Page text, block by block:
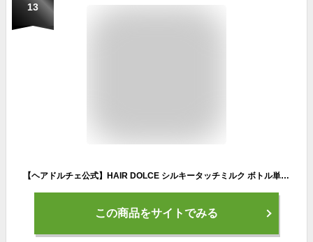
13
【ヘアドルチェ公式】HAIR DOLCE シルキータッチミルク ボトル単品 | ヘアケア 洗い流さないトリートメント 無添加 保湿 補修 ダメージケア 乾燥 パサつき うねり しっとり まとまる 美容液 サロン級 ヘアミルク ホームケア フローラルムスクの香り 100ml
この商品をサイトでみる